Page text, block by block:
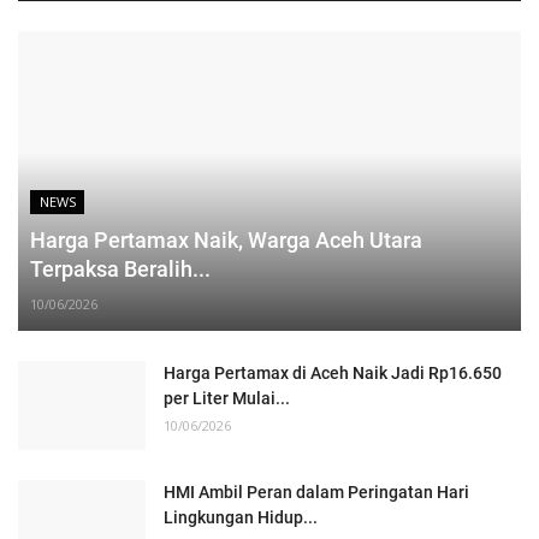
NEWS
Harga Pertamax Naik, Warga Aceh Utara
Terpaksa Beralih...
10/06/2026
Harga Pertamax di Aceh Naik Jadi Rp16.650
per Liter Mulai...
10/06/2026
HMI Ambil Peran dalam Peringatan Hari
Lingkungan Hidup...